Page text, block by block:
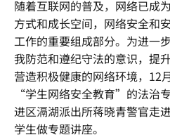
随着互联网的普及，网络已成
方式和成长空间，网络安全和
工作的重要组成部分。为进一
我防范和遵纪守法的意识，提
营造积极健康的网络环境，12
“学生网络安全教育”的法治
进区滆湖派出所蒋晓青警官走
学生做专题讲座。